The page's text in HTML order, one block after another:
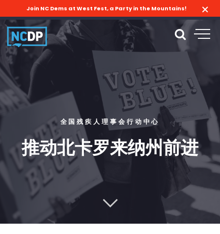
Join NC Dems at West Fest, a Party in the Mountains!
全国残疾人理事会行动中心
推动北卡罗来纳州前进